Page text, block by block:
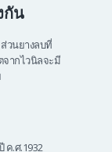
กัน
วนยางลบที่
ากไวนิลจะมี
ค.ศ.1932